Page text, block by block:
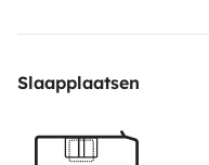
Slaapplaatsen